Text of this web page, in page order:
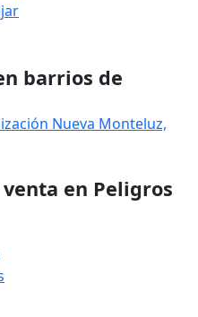
barrios de
Nueva Monteluz,
en Peligros